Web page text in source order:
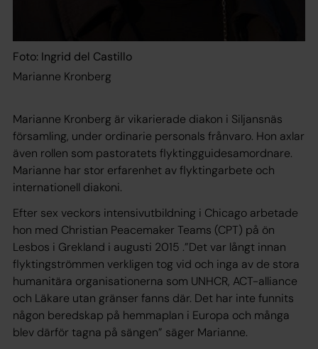
Foto: Ingrid del Castillo
Marianne Kronberg
Marianne Kronberg är vikarierade diakon i Siljansnäs
församling, under ordinarie personals frånvaro. Hon axlar
även rollen som pastoratets flyktingguidesamordnare.
Marianne har stor erfarenhet av flyktingarbete och
internationell diakoni.
Efter sex veckors intensivutbildning i Chicago arbetade
hon med Christian Peacemaker Teams (CPT) på ön
Lesbos i Grekland i augusti 2015 .”Det var långt innan
flyktingströmmen verkligen tog vid och inga av de stora
humanitära organisationerna som UNHCR, ACT-alliance
och Läkare utan gränser fanns där. Det har inte funnits
någon beredskap på hemmaplan i Europa och många
blev därför tagna på sängen” säger Marianne.